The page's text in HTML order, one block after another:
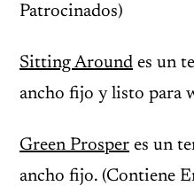
Patrocinados)
Sitting Around es un
ancho fijo y listo para
Green Prosper es un
ancho fijo. (Contiene